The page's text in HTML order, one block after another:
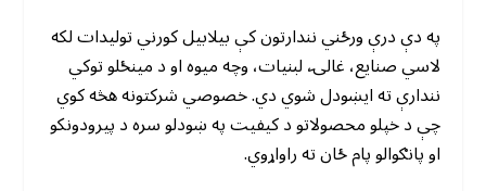
په دې درې ورځني نندارتون کې بیلابیل کورني تولیدات لکه
لاسي صنایع، غالۍ، لبنیات، وچه میوه او د مینځلو توکي
نندارې ته ایښودل شوي دي. خصوصي شرکتونه هڅه کوي
چې د خپلو محصولاتو د کیفیت په ښودلو سره د پیرودونکو
او پانګوالو پام ځان ته راواړوي.